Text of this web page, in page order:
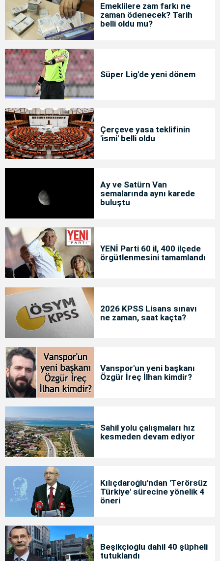
Emeklilere zam farkı ne
zaman ödenecek? Tarih
belli oldu mu?
Süper Lig'de yeni dönem
Çerçeve yasa teklifinin
'ismi' belli oldu
Ay ve Satürn Van
semalarında aynı karede
buluştu
YENİ Parti 60 il, 400 ilçede
örgütlenmesini tamamlandı
2026 KPSS Lisans sınavı
ne zaman, saat kaçta?
Vanspor'un yeni başkanı
Özgür İreç İlhan kimdir?
Sahil yolu çalışmaları hız
kesmeden devam ediyor
Kılıçdaroğlu'ndan 'Terörsüz
Türkiye' sürecine yönelik 4
öneri
Beşikçioğlu dahil 40 şüpheli
tutuklandı